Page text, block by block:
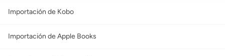
Importación de Kobo
Importación de Apple Books